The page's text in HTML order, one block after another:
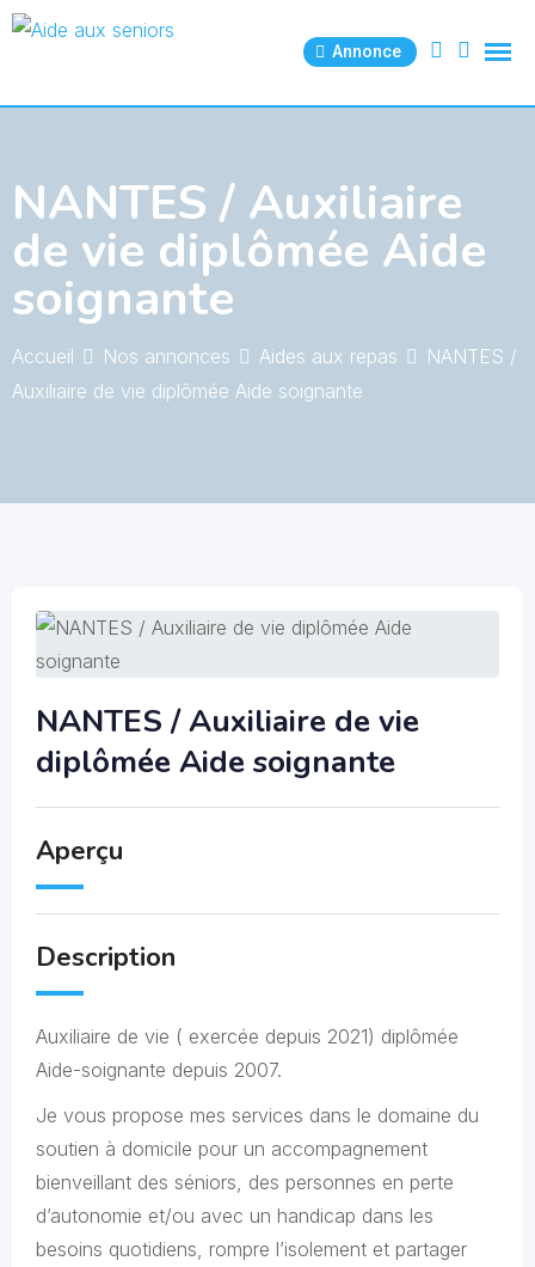
Skip
Annonce
NANTES / Auxiliaire
de vie diplômée Aide
soignante
Accueil Nos annonces Aides aux repas
NANTES /
Auxiliaire de vie diplômée Aide soignante
NANTES / Auxiliaire de vie
diplômée Aide soignante
Aperçu
Description
Auxiliaire de vie ( exercée depuis 2021) diplômée
Aide-soignante depuis 2007.
Je vous propose mes services dans le domaine du
soutien à domicile pour un accompagnement
bienveillant des séniors, des personnes en perte
d’autonomie et/ou avec un handicap dans les
besoins quotidiens, rompre l’isolement et partager